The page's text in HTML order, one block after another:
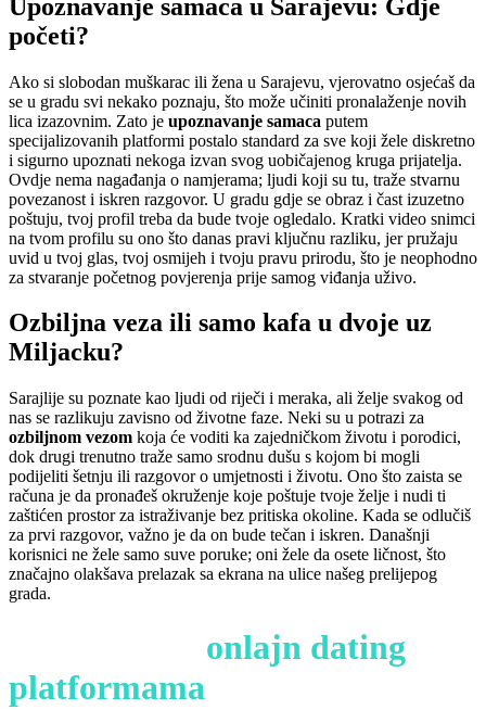
Upoznavanje samaca u Sarajevu: Gdje
početi?
Ako si slobodan muškarac ili žena u Sarajevu, vjerovatno osjećaš da
se u gradu svi nekako poznaju, što može učiniti pronalaženje novih
lica izazovnim. Zato je upoznavanje samaca putem
specijalizovanih platformi postalo standard za sve koji žele diskretno
i sigurno upoznati nekoga izvan svog uobičajenog kruga prijatelja.
Ovdje nema nagađanja o namjerama; ljudi koji su tu, traže stvarnu
povezanost i iskren razgovor. U gradu gdje se obraz i čast izuzetno
poštuju, tvoj profil treba da bude tvoje ogledalo. Kratki video snimci
na tvom profilu su ono što danas pravi ključnu razliku, jer pružaju
uvid u tvoj glas, tvoj osmijeh i tvoju pravu prirodu, što je neophodno
za stvaranje početnog povjerenja prije samog viđanja uživo.
Ozbiljna veza ili samo kafa u dvoje uz
Miljacku?
Sarajlije su poznate kao ljudi od riječi i meraka, ali želje svakog od
nas se razlikuju zavisno od životne faze. Neki su u potrazi za
ozbiljnom vezom koja će voditi ka zajedničkom životu i porodici,
dok drugi trenutno traže samo srodnu dušu s kojom bi mogli
podijeliti šetnju ili razgovor o umjetnosti i životu. Ono što zaista se
računa je da pronađeš okruženje koje poštuje tvoje želje i nudi ti
zaštićen prostor za istraživanje bez pritiska okoline. Kada se odlučiš
za prvi razgovor, važno je da on bude tečan i iskren. Današnji
korisnici ne žele samo suve poruke; oni žele da osete ličnost, što
značajno olakšava prelazak sa ekrana na ulice našeg prelijepog
grada.
onlajn dating
platformama